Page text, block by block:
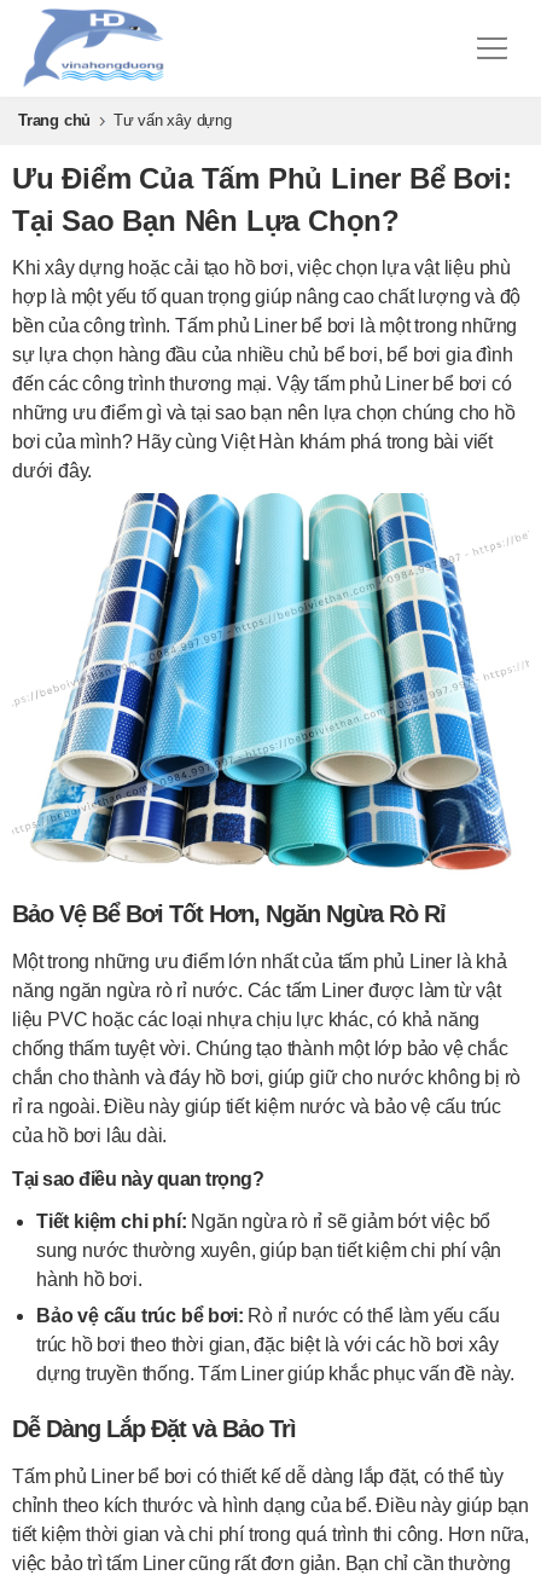
Trang chủ Tư vấn xây dựng
Ưu Điểm Của Tấm Phủ Liner Bể Bơi:
Tại Sao Bạn Nên Lựa Chọn?
Khi xây dựng hoặc cải tạo hồ bơi, việc chọn lựa vật liệu phù
hợp là một yếu tố quan trọng giúp nâng cao chất lượng và độ
bền của công trình. Tấm phủ Liner bể bơi là một trong những
sự lựa chọn hàng đầu của nhiều chủ bể bơi, bể bơi gia đình
đến các công trình thương mại. Vậy tấm phủ Liner bể bơi có
những ưu điểm gì và tại sao bạn nên lựa chọn chúng cho hồ
bơi của mình? Hãy cùng Việt Hàn khám phá trong bài viết
dưới đây.
Bảo Vệ Bể Bơi Tốt Hơn, Ngăn Ngừa Rò Rỉ
Một trong những ưu điểm lớn nhất của tấm phủ Liner là khả
năng ngăn ngừa rò rỉ nước. Các tấm Liner được làm từ vật
liệu PVC hoặc các loại nhựa chịu lực khác, có khả năng
chống thấm tuyệt vời. Chúng tạo thành một lớp bảo vệ chắc
chắn cho thành và đáy hồ bơi, giúp giữ cho nước không bị rò
rỉ ra ngoài. Điều này giúp tiết kiệm nước và bảo vệ cấu trúc
của hồ bơi lâu dài.
Tại sao điều này quan trọng?
Tiết kiệm chi phí: Ngăn ngừa rò rỉ sẽ giảm bớt việc bổ
sung nước thường xuyên, giúp bạn tiết kiệm chi phí vận
hành hồ bơi.
Bảo vệ cấu trúc bể bơi: Rò rỉ nước có thể làm yếu cấu
trúc hồ bơi theo thời gian, đặc biệt là với các hồ bơi xây
dựng truyền thống. Tấm Liner giúp khắc phục vấn đề này.
Dễ Dàng Lắp Đặt và Bảo Trì
Tấm phủ Liner bể bơi có thiết kế dễ dàng lắp đặt, có thể tùy
chỉnh theo kích thước và hình dạng của bể. Điều này giúp bạn
tiết kiệm thời gian và chi phí trong quá trình thi công. Hơn nữa,
việc bảo trì tấm Liner cũng rất đơn giản. Bạn chỉ cần thường